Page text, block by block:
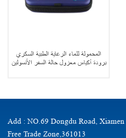
المحمولة للماء الرعاية الطبية السكري
برودة أكياس معزول حالة السفر الأنسولين
Add : NO.69 Dongdu Road,
Free Trade Zone,361013